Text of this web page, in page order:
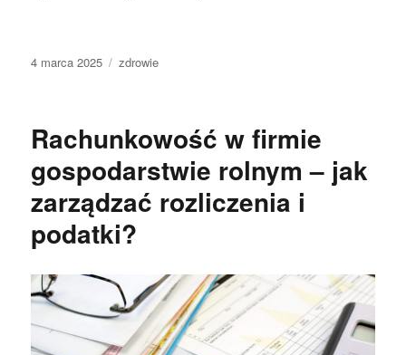
Data
4 marca 2025 Kategorie
zdrowie
Rachunkowość w firmie
gospodarstwie rolnym – jak
zarządzać rozliczenia i
podatki?